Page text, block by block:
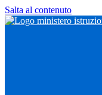
Salta al contenuto